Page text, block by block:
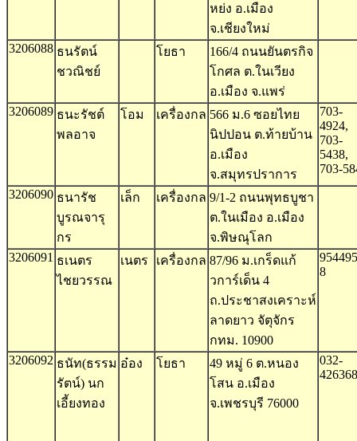
หย่ง อ.เมือง
จ.เชียงใหม่
3206088 ธนรัตน์
ชวณิชย์
โยธา
166/4 ถนนยันตรกิจ
โกศล ต.ในเวียง
อ.เมือง จ.แพร่
3206089 ธนะรัชต์
พลอาจ
โอม เครื่องกล 566 ม.6 ซอยไทย
นิปปอน ต.ท้ายบ้าน
อ.เมือง
จ.สมุทรปราการ
703-
4924,
703-
5438,
703-
3206090 ธนารัช
บูรณจารุ
กร
เล็ก เครื่องกล 9/1-2 ถนนพุทธบูชา
ต.ในเมือง อ.เมือง
จ.พิษณุโลก
3206091 ธเนตร
ไชยวรรณ
เนตร เครื่องกล 87/96 ม.เกร็ดแก้
วการ์เด็น 4
ถ.ประชาสงเคราะห์
ลาดยาว จัตุจักร
กทม. 10900
8
3206092 ธนัท(ธรรม
รัตน์) นก
เอี้ยงทอง
อ๋อง โยธา
49 หมู่ 6 ต.หนอง
โสน อ.เมือง
จ.เพชรบุรี 76000
032-
426368